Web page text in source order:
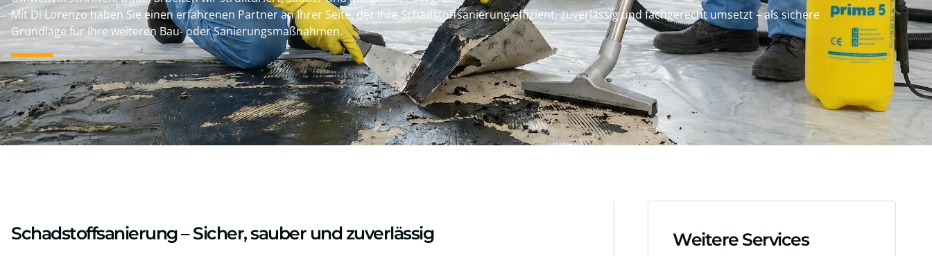
Mit Di Lorenzo haben Sie einen erfahrenen Partner an Ihrer Seite, der Ihre Schadstoffsanierung effizient, zuverlässig und fachgerecht umsetzt – als sichere
Grundlage für Ihre weiteren Bau- oder Sanierungsmaßnahmen.
Schadstoffsanierung – Sicher, sauber und zuverlässig Weitere Services